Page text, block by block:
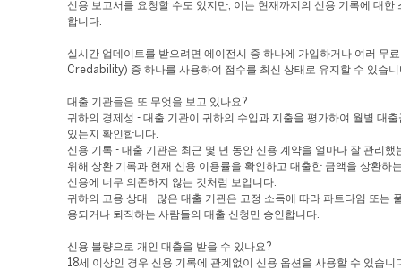
신용 보고서를 요청할 수도 있지만, 이는 현재까지의 신용 기록에 대한
합니다.
실시간 업데이트를 받으려면 에이전시 중 하나에 가입하거나 여러 무
Credability) 중 하나를 사용하여 점수를 최신 상태로 유지할 수 있습니
대출 기관들은 또 무엇을 보고 있나요?
귀하의 경제성 - 대출 기관이 귀하의 수입과 지출을 평가하여 월별 대
있는지 확인합니다.
신용 기록 - 대출 기관은 최근 몇 년 동안 신용 계약을 얼마나 잘 관리했
위해 상환 기록과 현재 신용 이용률을 확인하고 대출한 금액을 상환하
신용에 너무 의존하지 않는 것처럼 보입니다.
귀하의 고용 상태 - 많은 대출 기관은 고정 소득에 따라 파트타임 또는
용되거나 퇴직하는 사람들의 대출 신청만 승인합니다.
신용 불량으로 개인 대출을 받을 수 있나요?
18세 이상인 경우 신용 기록에 관계없이 신용 옵션을 사용할 수 있습니